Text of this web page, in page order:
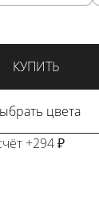
КУПИТЬ
цвета
+294 ₽